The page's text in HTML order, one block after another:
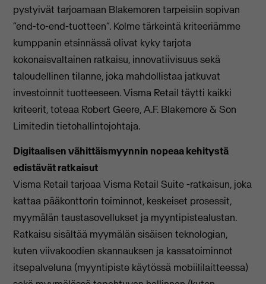
pystyivät tarjoamaan Blakemoren tarpeisiin sopivan
”end-to-end-tuotteen”. Kolme tärkeintä kriteeriämme
kumppanin etsinnässä olivat kyky tarjota
kokonaisvaltainen ratkaisu, innovatiivisuus sekä
taloudellinen tilanne, joka mahdollistaa jatkuvat
investoinnit tuotteeseen. Visma Retail täytti kaikki
kriteerit, toteaa Robert Geere, A.F. Blakemore & Son
Limitedin tietohallintojohtaja.
Digitaalisen vähittäismyynnin nopeaa kehitystä
edistävät ratkaisut
Visma Retail tarjoaa Visma Retail Suite -ratkaisun, joka
kattaa pääkonttorin toiminnot, keskeiset prosessit,
myymälän taustasovellukset ja myyntipistealustan.
Ratkaisu sisältää myymälän sisäisen teknologian,
kuten viivakoodien skannauksen ja kassatoiminnot
itsepalveluna (myyntipiste käytössä mobiililaitteessa)